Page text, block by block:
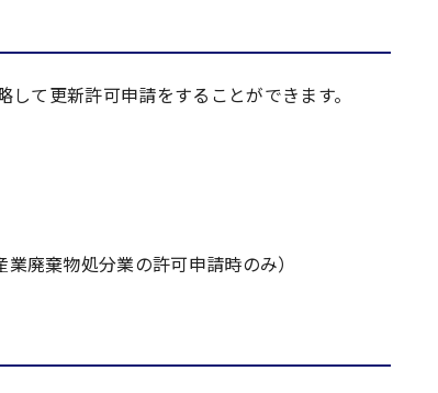
て更新許可申請をすることができます。
廃棄物処分業の許可申請時のみ）